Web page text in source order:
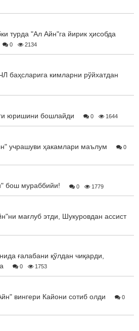
турда "Ал Айн"га йирик ҳисобда
0 2134
баҳсларига кимларни рўйхатдан
юришини бошлайди 0 1644
учрашуви ҳакамлари маълум
0
бош мураббийи! 0 1779
мағлуб этди, Шукуровдан ассист
ғалабани қўлдан чиқарди,
0 1753
вингери Кайони сотиб олди
0